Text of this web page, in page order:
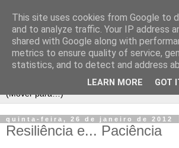
quinta-feira, 26 de janeiro de 2012
Resiliência e... Paciência
This site uses cookies from Google to
and to analyze traffic. Your IP address
shared with Google along with
metrics to ensure quality of service,
statistics, and to detect and address
LEARN MORE GOT